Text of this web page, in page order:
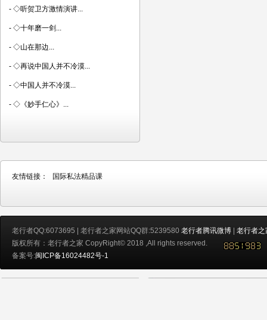
- ◇听贺卫方激情演讲...
- ◇十年磨一剑...
- ◇山在那边...
- ◇再说中国人并不冷漠...
- ◇中国人并不冷漠...
- ◇《妙手仁心》...
友情链接： 国际私法精品课
老行者QQ:6073695 | 老行者之家网站QQ群:5239580 老行者腾讯微博
老行者之
版权所有：老行者之家 CopyRight© 2018 ,All rights reserved.
备案号:闽ICP备16024482号-1